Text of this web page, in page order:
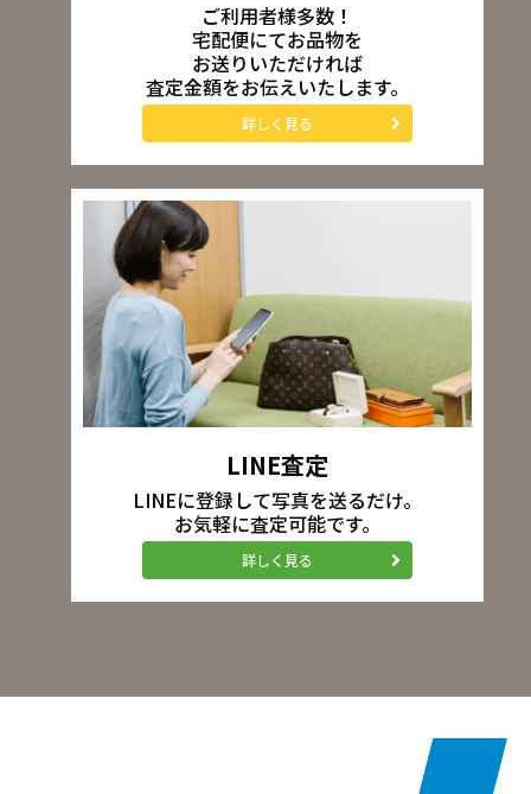
ご利用者様多数！
宅配便にてお品物を
お送りいただければ
査定金額をお伝えいたします。
詳しく見る
LINE査定
LINEに登録して写真を送るだけ。
お気軽に査定可能です。
詳しく見る